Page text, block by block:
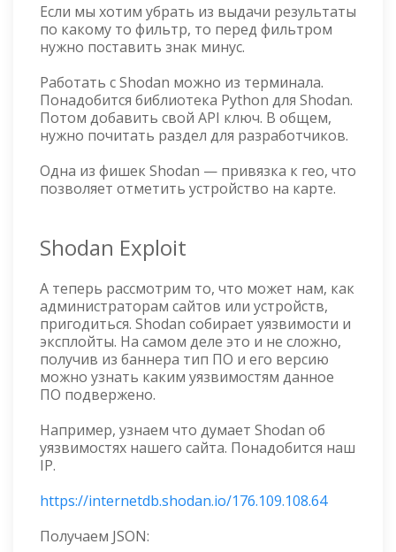
Если мы хотим убрать из выдачи результаты
по какому то фильтр, то перед фильтром
нужно поставить знак минус.
Работать с Shodan можно из терминала.
Понадобится библиотека Python для Shodan.
Потом добавить свой API ключ. В общем,
нужно почитать раздел для разработчиков.
Одна из фишек Shodan — привязка к гео, что
позволяет отметить устройство на карте.
Shodan Exploit
А теперь рассмотрим то, что может нам, как
администраторам сайтов или устройств,
пригодиться. Shodan собирает уязвимости и
эксплойты. На самом деле это и не сложно,
получив из баннера тип ПО и его версию
можно узнать каким уязвимостям данное
ПО подвержено.
Например, узнаем что думает Shodan об
уязвимостях нашего сайта. Понадобится наш
IP.
https://internetdb.shodan.io/176.109.108.64
Получаем JSON: